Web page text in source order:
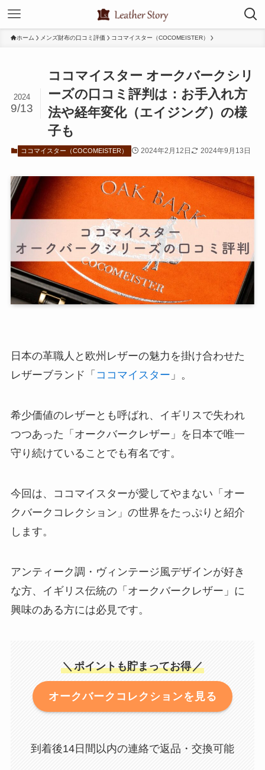
ホーム メンズ財布の口コミ評価 ココマイスター（COCOMEISTER）
ココマイスター オークバークシリ
ーズの口コミ評判は：お手入れ方
法や経年変化（エイジング）の様
子も
2024
9/13
ココマイスター（COCOMEISTER） 2024年2月12日 2024年9月13日
日本の革職人と欧州レザーの魅力を掛け合わせた
レザーブランド「 ココマイスター 」。
希少価値のレザーとも呼ばれ、イギリスで失われ
つつあった「オークバークレザー」を日本で唯一
守り続けていることでも有名です。
今回は、ココマイスターが愛してやまない「オー
クバークコレクション」の世界をたっぷりと紹介
します。
アンティーク調・ヴィンテージ風デザインが好き
な方、イギリス伝統の「オークバークレザー」に
興味のある方には必見です。
＼ポイントも貯まってお得／
オークバークコレクションを見る
到着後14日間以内の連絡で返品・交換可能